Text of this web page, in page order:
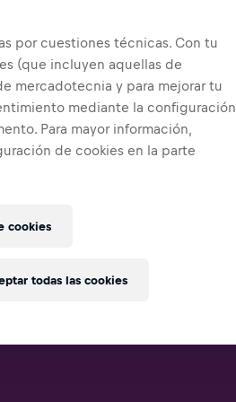
por cuestiones técnicas. Con tu
(que incluyen aquellas de
mercadotecnia y para mejorar tu
mediante la configuración
Para mayor información,
de cookies en la parte
cookies
todas las cookies